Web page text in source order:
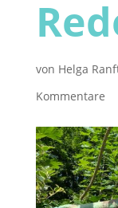
von Helga
Kommentare